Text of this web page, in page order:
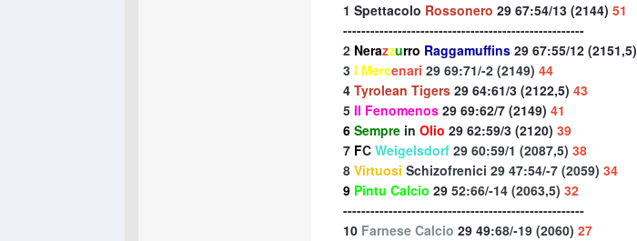
1 Spettacolo Rossonero 29 67:54/13 (2144) 51
-----------------------------------------------------
2 Nerazzurro Raggamuffins 29 67:55/12 (2151,5)
3 I Mercenari 29 69:71/-2 (2149) 44
4 Tyrolean Tigers 29 64:61/3 (2122,5) 43
5 Il Fenomenos 29 69:62/7 (2149) 41
6 Sempre in Olio 29 62:59/3 (2120) 39
7 FC Weigelsdorf 29 60:59/1 (2087,5) 38
8 Virtuosi Schizofrenici 29 47:54/-7 (2059) 34
9 Pintu Calcio 29 52:66/-14 (2063,5) 32
-----------------------------------------------------
10 Farnese Calcio 29 49:68/-19 (2060) 27